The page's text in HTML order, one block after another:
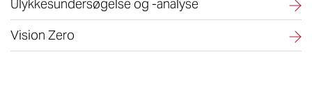
Ulykkesundersøgelse og -analyse
Vision Zero